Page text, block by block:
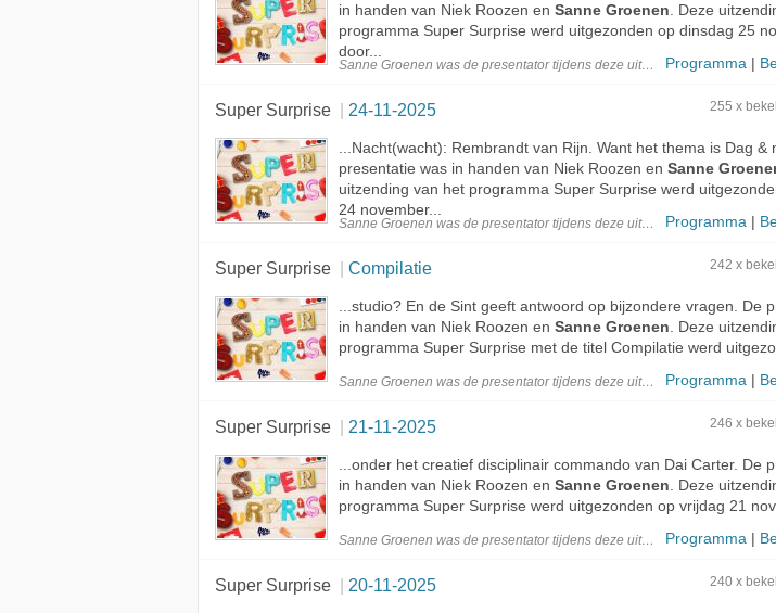
in handen van Niek Roozen en Sanne Groenen . Deze
programma Super Surprise werd uitgezonden op dinsdag 25
door...
Sanne Groenen was de presentatortijdens deze uitzending Programma |
Super Surprise 24-11-2025 255 x
...Nacht(wacht): Rembrandt van Rijn. Want het thema is Dag &
presentatie was in handen van Niek Roozen en Sanne
uitzending van het programma Super Surprise werd
24 november...
Sanne Groenen was de presentatortijdens deze uitzending Programma |
Super Surprise Compilatie 242 x
...studio? En de Sint geeft antwoord op bijzondere vragen. De
in handen van Niek Roozen en Sanne Groenen . Deze
programma Super Surprise met de titel Compilatie werd
Sanne Groenen was de presentatortijdens deze uitzending Programma |
Super Surprise 21-11-2025 246 x
...onder het creatief disciplinair commando van Dai Carter. De
in handen van Niek Roozen en Sanne Groenen . Deze
programma Super Surprise werd uitgezonden op vrijdag 21
Sanne Groenen was de presentatortijdens deze uitzending Programma |
Super Surprise 20-11-2025 240 x